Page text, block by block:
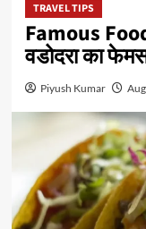
TRAVEL TIPS
Famous
वडोदरा का
Piyush Kumar